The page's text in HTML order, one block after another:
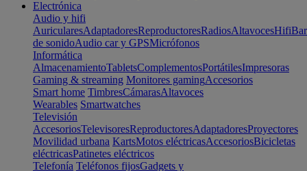
Electrónica
Audio y hifi
AuricularesAdaptadoresReproductoresRadiosAltavocesHifi
de sonidoAudio car y GPSMicrófonos
Informática
AlmacenamientoTabletsComplementosPortátilesImpresoras
Gaming & streaming Monitores gamingAccesorios
Smart home TimbresCámarasAltavoces
Wearables Smartwatches
Televisión
AccesoriosTelevisoresReproductoresAdaptadoresProyectores
Movilidad urbana KartsMotos eléctricasAccesoriosBicicletas
eléctricasPatinetes eléctricos
Telefonía Teléfonos fijosGadgets y